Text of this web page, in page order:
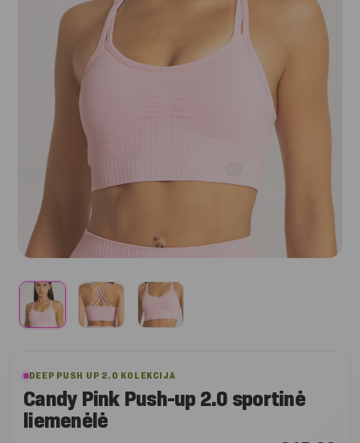
DEEP PUSH UP 2.0 KOLEKCIJA
Candy Pink Push-up 2.0 sportinė
liemenėlė